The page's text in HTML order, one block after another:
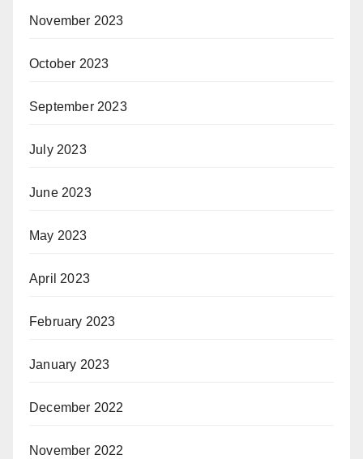
November 2023
October 2023
September 2023
July 2023
June 2023
May 2023
April 2023
February 2023
January 2023
December 2022
November 2022